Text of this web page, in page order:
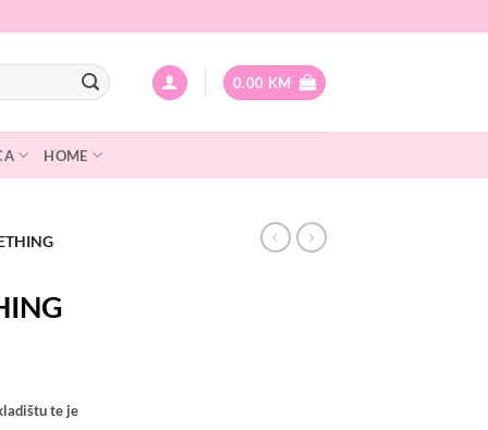
0.00 KM
HOME
te je